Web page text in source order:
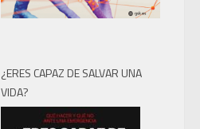
¿ERES CAPAZ DE SALVAR UNA
VIDA?